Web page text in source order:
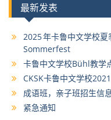
最新发表
2025 年卡鲁中文学校
Sommerfest
卡鲁中文学校Bühl教学
CKSK卡鲁中文学校
成语班，亲子班招生信
紧急通知